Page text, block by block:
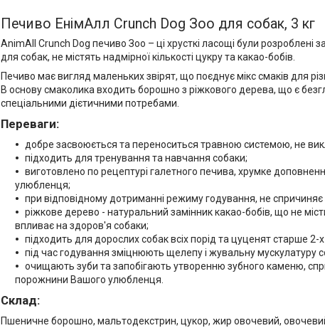
Печиво ЕнімАлл Crunch Dog Зоо для собак, 3 кг
AnimAll Crunch Dog печиво Зоо – ці хрусткі ласощі були розроблені
для собак, не містять надмірної кількості цукру та какао-бобів.
Печиво має вигляд маленьких звірят, що поєднує мікс смаків для
В основу смаколика входить борошно з ріжкового дерева, що є
спеціальними дієтичними потребами.
Переваги:
добре засвоюється та переноситься травною системою, не
підходить для тренування та навчання собаки;
виготовлено по рецептурі галетного печива, хрумке
улюбленця;
при відповідному дотриманні режиму годування, не спричиняє
ріжкове дерево - натуральний замінник какао-бобів, що не
впливає на здоров'я собаки;
підходить для дорослих собак всіх порід та цуценят старше 2-х
під час годування зміцнюють щелепу і жувальну мускулатуру
очищають зуби та запобігають утворенню зубного каменю,
порожнини Вашого улюбленця.
Склад:
Пшеничне борошно, мальтодекстрин, цукор, жир овочевий,